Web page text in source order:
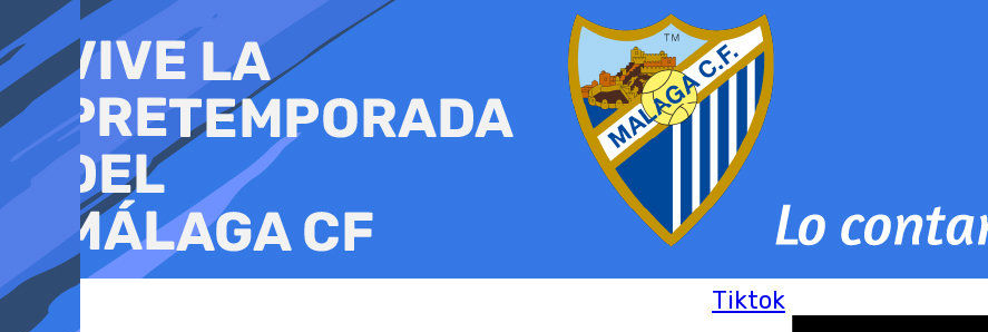
al
contenido
Tiktok